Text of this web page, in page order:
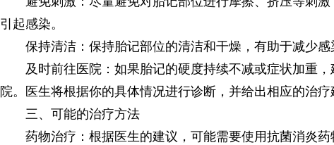
引起感染。
保持清洁：保持胎记部位的清洁和干燥，有助于减少感
及时前往医院：如果胎记的硬度持续不减或症状加重，
院。医生将根据你的具体情况进行诊断，并给出相应的治疗
三、可能的治疗方法
药物治疗：根据医生的建议，可能需要使用抗菌消炎药